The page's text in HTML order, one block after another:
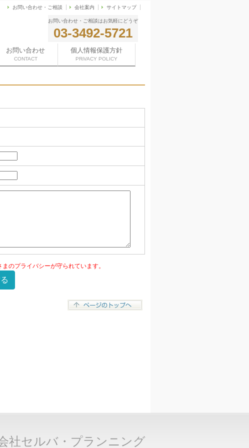
お問い合わせ・ご相談はお気軽にどうぞ
03-3492-5721
お問い合わせ・ご相談 会社案内 サイトマップ
お問い合わせ
CONTACT
個人情報保護方針
PRiVACY POLICY
のプライバシーが守られています。
社セルバ・プランニング